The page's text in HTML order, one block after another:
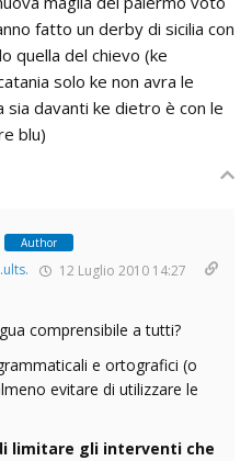
fatto un derby di sicilia con
quella del chievo (ke
solo ke non avra le
sia davanti ke dietro è con le
blu)
Author
12 Luglio 2010 14:27
comprensibile a tutti?
e ortografici (o
evitare di utilizzare le
limitare gli interventi che